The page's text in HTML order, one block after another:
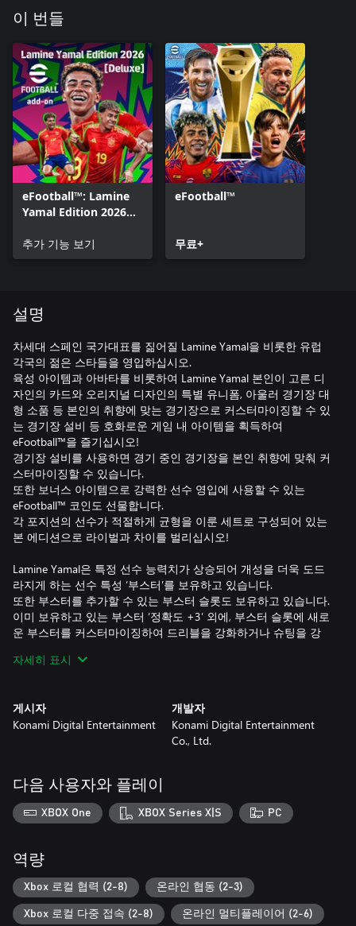
이 번들
eFootball™: Lamine
Yamal Edition 2026
추가 기능 보기
eFootball™
무료+
설명
차세대 스페인 국가대표를 짊어질 Lamine Yamal을 비롯한 유럽
각국의 젊은 스타들을 영입하십시오.
육성 아이템과 아바타를 비롯하여 Lamine Yamal 본인이 고른 디
자인의 카드와 오리지널 디자인의 특별 유니폼, 아울러 경기장 대
형 소품 등 본인의 취향에 맞는 경기장으로 커스터마이징할 수 있
는 경기장 설비 등 호화로운 게임 내 아이템을 획득하여
eFootball™을 즐기십시오!
경기장 설비를 사용하면 경기 중인 경기장을 본인 취향에 맞춰 커
스터마이징할 수 있습니다.
또한 보너스 아이템으로 강력한 선수 영입에 사용할 수 있는
eFootball™ 코인도 선물합니다.
각 포지션의 선수가 적절하게 균형을 이룬 세트로 구성되어 있는
본 에디션으로 라이벌과 차이를 벌리십시오!
Lamine Yamal은 특정 선수 능력치가 상승되어 개성을 더욱 도드
라지게 하는 선수 특성 ‘부스터’를 보유하고 있습니다.
또한 부스터를 추가할 수 있는 부스터 슬롯도 보유하고 있습니다.
이미 보유하고 있는 부스터 ‘정확도 +3’ 외에, 부스터 슬롯에 새로
운 부스터를 커스터마이징하여 드리블을 강화하거나 슈팅을 강
시오!
기본 플레이 무료로 부담 없이 플레이
인기 축구 선수가 실명과 리얼한 외모로 등장
전 세계의 사용자와 언제라도 대전을 즐기고 싶은 분
좋아하는 선수를 자신의 취향에 맞춰 육성하고 싶은 분
자신이 좋아하는 포메이션과 전술이 실제로 유용한지 시험해 보
고 싶은 분
화려한 드리블과 패스로 상대를 제치고 강렬한 슛을 넣고 싶은 분
Pro Evolution Soccer (PES)를 플레이한 적이 있는 분
본 상품은 게임 본편(기본 플레이 무료)과, 게임 본편에서 사용할
수 있는 호화 아이템이 세트로 구성된 특별판입니다.
자세히 표시
게시자
Konami Digital Entertainment
개발자
Konami Digital Entertainment
Co., Ltd.
다음 사용자와 플레이
XBOX One XBOX Series X|S PC
역량
Xbox 로컬 협력 (2-8) 온라인 협동 (2-3)
Xbox 로컬 다중 접속 (2-8) 온라인 멀티플레이어 (2-6)